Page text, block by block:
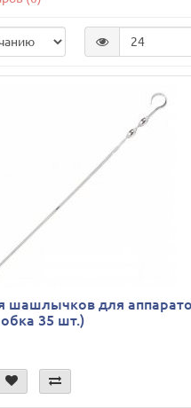
шашлычков для
35 шт.)